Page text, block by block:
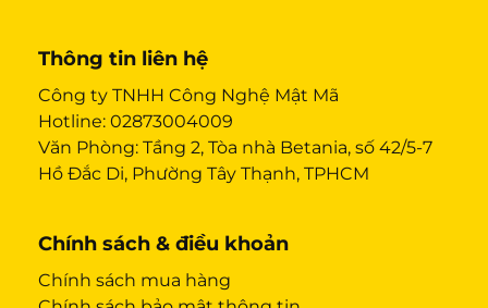
Thông tin liên hệ
Công ty TNHH Công Nghệ Mật Mã
Hotline: 02873004009
Văn Phòng: Tầng 2, Tòa nhà Betania, số 42/5-7
Hồ Đắc Di, Phường Tây Thạnh, TPHCM
Chính sách & điều khoản
Chính sách mua hàng